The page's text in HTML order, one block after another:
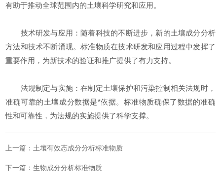
有助于推动全球范围内的土壤科学研究和应用。
技术研发与应用：随着科技的不断进步，新的土壤成分分析
方法和技术不断涌现。标准物质在技术研发和应用过程中发挥了
重要作用，为新技术的验证和推广提供了有力支持。
法规制定与实施：在制定土壤保护和污染控制相关法规时，
准确可靠的土壤成分数据是*依据。标准物质确保了数据的准确
性和可靠性，为法规的实施提供了科学支撑。
上一篇： 土壤有效态成分分析标准物质
下一篇：生物成分分析标准物质